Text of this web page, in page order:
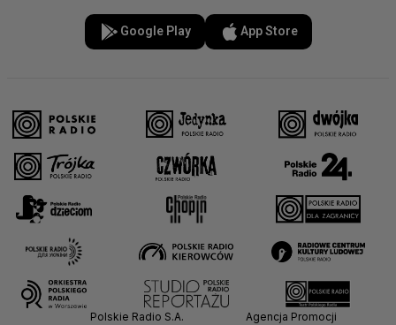
Google Play App Store
Polskie Radio S.A.
Agencja Promocji